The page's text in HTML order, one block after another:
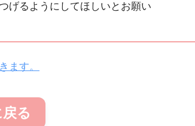
げるようにしてほしいとお願い
ます。
る